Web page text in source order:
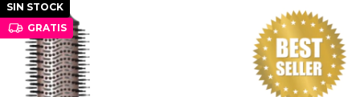
SIN STOCK
GRATIS